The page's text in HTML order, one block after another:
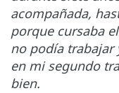
acompañada,
porque cursaba
no podía trabajar
en mi segundo
bien.